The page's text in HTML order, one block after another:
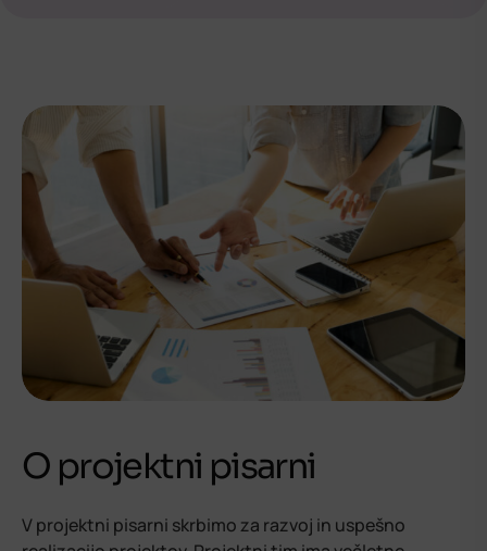
O projektni pisarni
V projektni pisarni skrbimo za razvoj in uspešno